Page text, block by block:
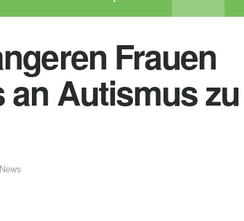
Frauen
Autismus zu
News